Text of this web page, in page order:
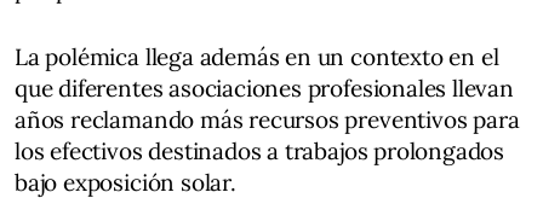
La polémica llega además en un contexto en el
que diferentes asociaciones profesionales llevan
años reclamando más recursos preventivos para
los efectivos destinados a trabajos prolongados
bajo exposición solar.